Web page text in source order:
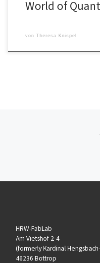
World of
von Theresa Knispel
HRW-FabLab
Am Vietshof 2-4
(formerly Kardinal
46236 Bottrop